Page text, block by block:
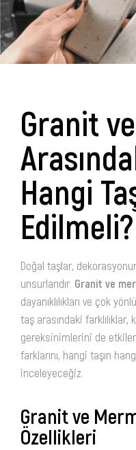
Granit
Hangi
Edilmeli?
Doğal taşlar,
unsurlarıdır. Granit ve
dayanıklılıkları ve çok
taş arasındaki farklılıklar,
gereksinimlerini de
farklarını, hangi taşın
inceleyeceğiz.
Granit ve
Özellikleri